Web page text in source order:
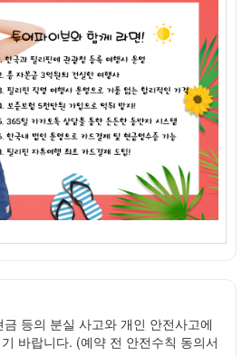
등의 분실 사고와 개인 안전사고에
바랍니다. (예약 전 안전수칙 동의서